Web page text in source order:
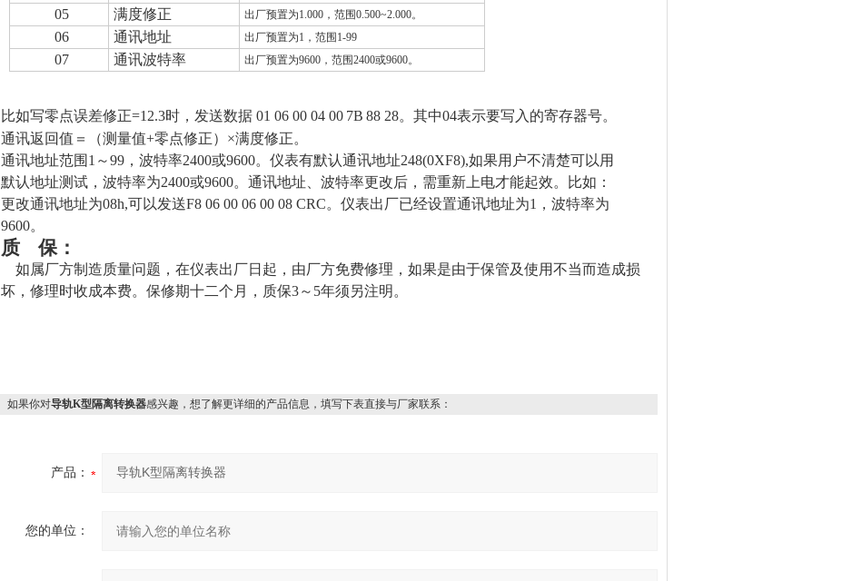
05 满度修正 出厂预置为1.000 ，范围0.500~2.000。
06 通讯地址 出厂预置为1 ，范围 1-99
07 通讯波特率 出厂预置为9600 ，范围2400或9600。
比如写零点误差修正=12.3时，发送数据 01 06 00 04 00 7B 88 28。其中04表示要写入的寄存器号。
通讯返回值＝（测量值+零点修正）×满度修正。
通讯地址范围1～99，波特率2400或9600。仪表有默认通讯地址248(0XF8),如果用户不清楚可以用
默认地址测试，波特率为2400或9600。通讯地址、波特率更改后，需重新上电才能起效。
比如：
更改通讯地址为08h,可以发送F8 06 00 06 00 08 CRC。 仪表出厂已经设置通讯地址为1，波特率为
9600。
质 保：
如属厂方制造质量问题，在仪表出厂日起，由厂方免费修理，如果是由于保管及使用不当而造成损
坏，修理时收成本费。保修期十二个月，质保3～5年须另注明。
如果你对导轨K型隔离转换器感兴趣，想了解更详细的产品信息，填写下表直接与厂家联系：
产品：
您的单位：